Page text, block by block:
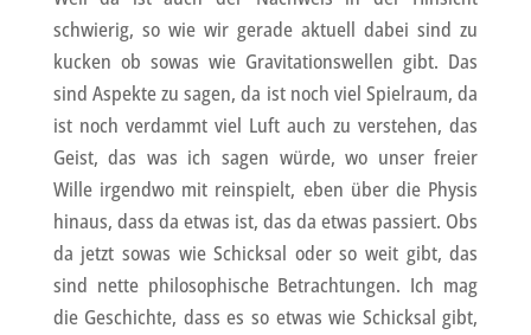
schwierig, so wie wir gerade aktuell dabei sind zu
kucken ob sowas wie Gravitationswellen gibt. Das
sind Aspekte zu sagen, da ist noch viel Spielraum, da
ist noch verdammt viel Luft auch zu verstehen, das
Geist, das was ich sagen würde, wo unser freier
Wille irgendwo mit reinspielt, eben über die Physis
hinaus, dass da etwas ist, das da etwas passiert. Obs
da jetzt sowas wie Schicksal oder so weit gibt, das
sind nette philosophische Betrachtungen. Ich mag
die Geschichte, dass es so etwas wie Schicksal gibt,